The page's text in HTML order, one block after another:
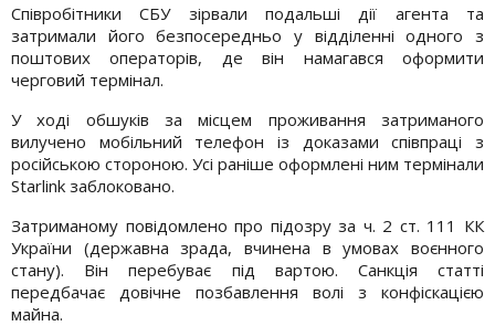
Співробітники СБУ зірвали подальші дії агента та
затримали його безпосередньо у відділенні одного з
поштових операторів, де він намагався оформити
черговий термінал.
У ході обшуків за місцем проживання затриманого
вилучено мобільний телефон із доказами співпраці з
російською стороною. Усі раніше оформлені ним термінали
Starlink заблоковано.
Затриманому повідомлено про підозру за ч. 2 ст. 111 КК
України (державна зрада, вчинена в умовах воєнного
стану). Він перебуває під вартою. Санкція статті
передбачає довічне позбавлення волі з конфіскацією
майна.